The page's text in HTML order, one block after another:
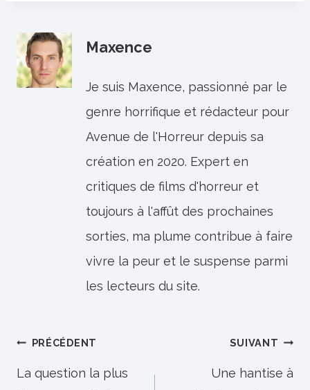
Maxence
Je suis Maxence, passionné par le
genre horrifique et rédacteur pour
Avenue de l'Horreur depuis sa
création en 2020. Expert en
critiques de films d'horreur et
toujours à l'affût des prochaines
sorties, ma plume contribue à faire
vivre la peur et le suspense parmi
les lecteurs du site.
Navigation
de
PRÉCÉDENT
La question la plus
SUIVANT
Une hantise à